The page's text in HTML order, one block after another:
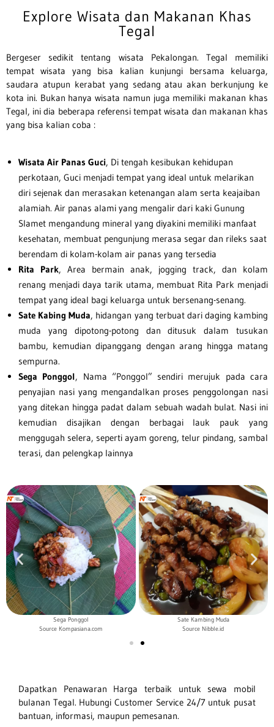
Explore Wisata dan Makanan Khas
Tegal
Bergeser sedikit tentang wisata Pekalongan. Tegal memiliki
tempat wisata yang bisa kalian kunjungi bersama keluarga,
saudara atupun kerabat yang sedang atau akan berkunjung ke
kota ini. Bukan hanya wisata namun juga memiliki makanan khas
Tegal, ini dia beberapa referensi tempat wisata dan makanan khas
yang bisa kalian coba :
Wisata Air Panas Guci, Di tengah kesibukan kehidupan
perkotaan, Guci menjadi tempat yang ideal untuk melarikan
diri sejenak dan merasakan ketenangan alam serta keajaiban
alamiah. Air panas alami yang mengalir dari kaki Gunung
Slamet mengandung mineral yang diyakini memiliki manfaat
kesehatan, membuat pengunjung merasa segar dan rileks saat
berendam di kolam-kolam air panas yang tersedia
Rita Park, Area bermain anak, jogging track, dan kolam
renang menjadi daya tarik utama, membuat Rita Park menjadi
tempat yang ideal bagi keluarga untuk bersenang-senang.
Sate Kabing Muda, hidangan yang terbuat dari daging kambing
muda yang dipotong-potong dan ditusuk dalam tusukan
bambu, kemudian dipanggang dengan arang hingga matang
sempurna.
Sega Ponggol, Nama “Ponggol” sendiri merujuk pada cara
penyajian nasi yang mengandalkan proses penggolongan nasi
yang ditekan hingga padat dalam sebuah wadah bulat. Nasi ini
kemudian disajikan dengan berbagai lauk pauk yang
menggugah selera, seperti ayam goreng, telur pindang, sambal
terasi, dan pelengkap lainnya
Sega Ponggol
Source Kompasiana.com
Sate Kambing Muda
Source Nibble.id
Dapatkan Penawaran Harga terbaik untuk sewa mobil
bulanan Tegal. Hubungi Customer Service 24/7 untuk pusat
bantuan, informasi, maupun pemesanan.